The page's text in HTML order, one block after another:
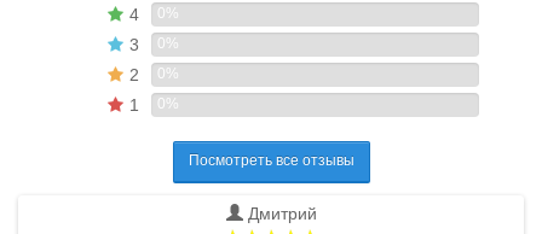
4 0%
3 0%
2 0%
1 0%
Посмотреть все отзывы
Дмитрий